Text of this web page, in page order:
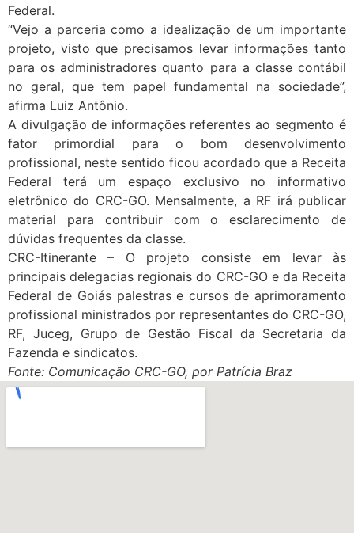
Federal.
“Vejo a parceria como a idealização de um importante
projeto, visto que precisamos levar informações tanto
para os administradores quanto para a classe contábil
no geral, que tem papel fundamental na sociedade”,
afirma Luiz Antônio.
A divulgação de informações referentes ao segmento é
fator primordial para o bom desenvolvimento
profissional, neste sentido ficou acordado que a Receita
Federal terá um espaço exclusivo no informativo
eletrônico do CRC-GO. Mensalmente, a RF irá publicar
material para contribuir com o esclarecimento de
dúvidas frequentes da classe.
CRC-Itinerante – O projeto consiste em levar às
principais delegacias regionais do CRC-GO e da Receita
Federal de Goiás palestras e cursos de aprimoramento
profissional ministrados por representantes do CRC-GO,
RF, Juceg, Grupo de Gestão Fiscal da Secretaria da
Fazenda e sindicatos.
Fonte: Comunicação CRC-GO, por Patrícia Braz